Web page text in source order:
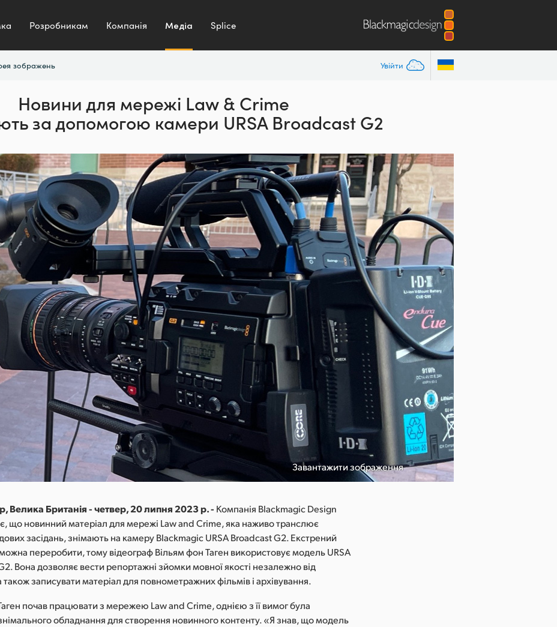
Розробникам Компанія Медіа Splice
Увійти
зображень
Новини для мережі Law & Crime
задопомогою камери URSA Broadcast G2
Завантажити зображення
Велика Британія - четвер, 20 липня 2023 р. - Компанія Blackmagic Design
що новинний матеріал для мережі Law and Crime, яка наживо транслює
засідань, знімають на камеру Blackmagic URSA Broadcast G2. Екстрений
переробити, тому відеограф Вільям фон Таген використовує модель URSA
Вона дозволяє вести репортажні зйомки мовної якості незалежно від
також записувати матеріал для повнометражних фільмів і архівування.
почав працювати з мережею Law and Crime, однією з її вимог була
обладнання для створення новинного контенту. «Я знав, що модель